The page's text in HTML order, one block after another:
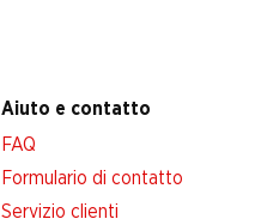
Aiuto e contatto
FAQ
Formulario di contatto
Servizio clienti